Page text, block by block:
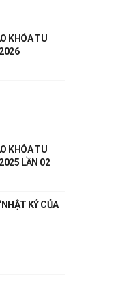
KHÓA TU
KHÓA TU
LẦN 02
KÝ CỦA